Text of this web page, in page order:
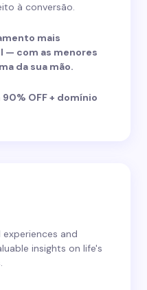
à conversão.
mais
— com as menores
da sua mão.
OFF + domínio
and
insights on life's